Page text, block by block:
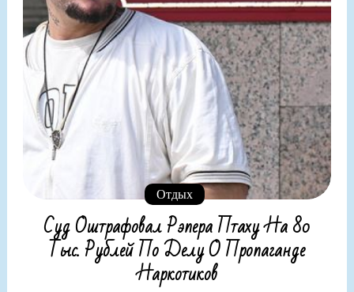
Отдых
Суд Оштрафовал Рэпера Птаху На 80
Тыс. Рублей По Делу О Пропаганде
Наркотиков